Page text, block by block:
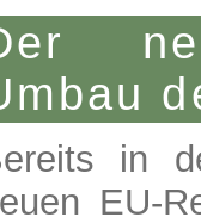
in
EU-